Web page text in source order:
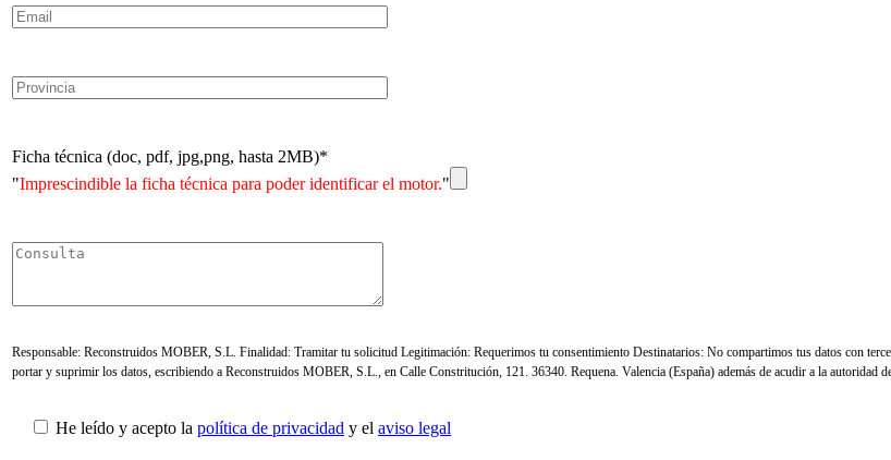
Ficha técnica (doc, pdf, jpg,png, hasta 2MB)*
"Imprescindible la ficha técnica para poder identificar el motor."
Responsable: Reconstruidos MOBER, S.L. Finalidad: Tramitar tu solicitud Legitimación: Requerimos tu consentimiento Destinatarios: No compartimos tus datos con
portar y suprimir los datos, escribiendo a Reconstruidos MOBER, S.L., en Calle Constritución, 121. 36340. Requena. Valencia (España) además de acudir a la autoridad
He leído y acepto la política de privacidad y el aviso legal